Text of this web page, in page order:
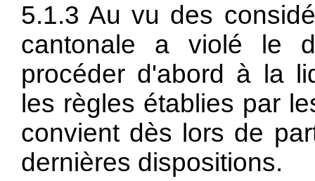
5.1.3 Au vu des
cantonale a violé le
procéder d'abord à la
les règles établies par
convient dès lors de
dernières dispositions.